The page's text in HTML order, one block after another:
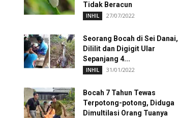
Tidak Beracun
INHIL 27/07/2022
Seorang Bocah di Sei Danai,
Dililit dan Digigit Ular
Sepanjang 4...
INHIL 31/01/2022
Bocah 7 Tahun Tewas
Terpotong-potong, Diduga
Dimultilasi Orang Tuanya